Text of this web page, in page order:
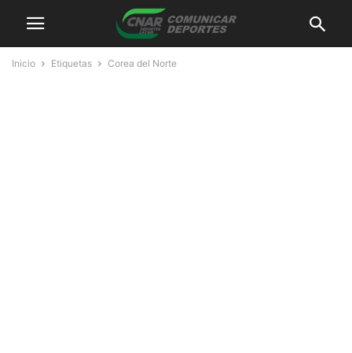
Inicio Etiquetas Corea del Norte